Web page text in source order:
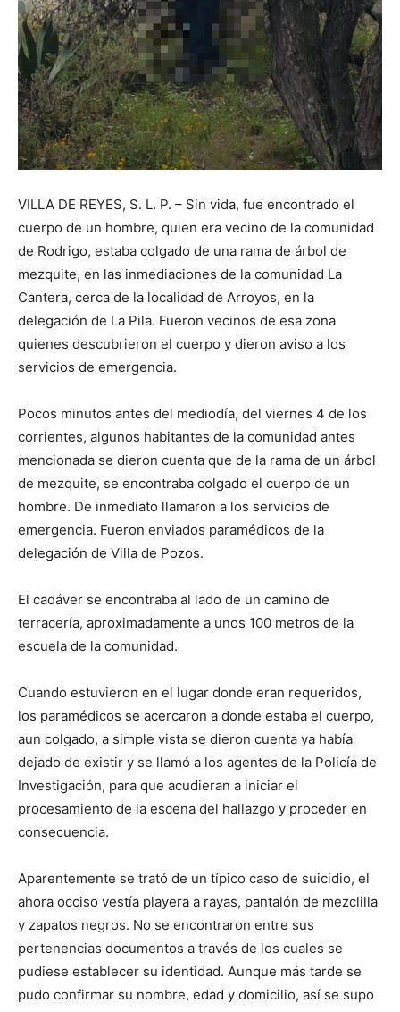
VILLA DE REYES, S. L. P. – Sin vida, fue encontrado el
cuerpo de un hombre, quien era vecino de la comunidad
de Rodrigo, estaba colgado de una rama de árbol de
mezquite, en las inmediaciones de la comunidad La
Cantera, cerca de la localidad de Arroyos, en la
delegación de La Pila. Fueron vecinos de esa zona
quienes descubrieron el cuerpo y dieron aviso a los
servicios de emergencia.
Pocos minutos antes del mediodía, del viernes 4 de los
corrientes, algunos habitantes de la comunidad antes
mencionada se dieron cuenta que de la rama de un árbol
de mezquite, se encontraba colgado el cuerpo de un
hombre. De inmediato llamaron a los servicios de
emergencia. Fueron enviados paramédicos de la
delegación de Villa de Pozos.
El cadáver se encontraba al lado de un camino de
terracería, aproximadamente a unos 100 metros de la
escuela de la comunidad.
Cuando estuvieron en el lugar donde eran requeridos,
los paramédicos se acercaron a donde estaba el cuerpo,
aun colgado, a simple vista se dieron cuenta ya había
dejado de existir y se llamó a los agentes de la Policía de
Investigación, para que acudieran a iniciar el
procesamiento de la escena del hallazgo y proceder en
consecuencia.
Aparentemente se trató de un típico caso de suicidio, el
ahora occiso vestía playera a rayas, pantalón de mezclilla
y zapatos negros. No se encontraron entre sus
pertenencias documentos a través de los cuales se
pudiese establecer su identidad. Aunque más tarde se
pudo confirmar su nombre, edad y domicilio, así se supo